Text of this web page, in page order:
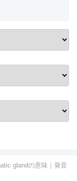
glandの意味｜発音